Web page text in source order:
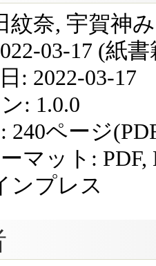
紋奈, 宇賀神
03-17 (紙書
: 2022-03-17
: 1.0.0
240ページ
マット: PDF,
ンプレス